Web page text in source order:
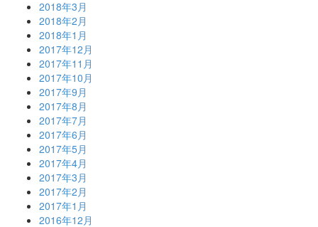
2018年3月
2018年2月
2018年1月
2017年12月
2017年11月
2017年10月
2017年9月
2017年8月
2017年7月
2017年6月
2017年5月
2017年4月
2017年3月
2017年2月
2017年1月
2016年12月